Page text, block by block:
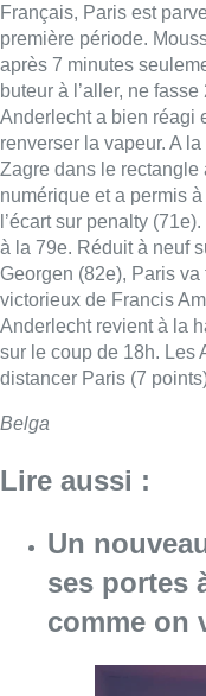
Français, Paris est
première période.
après 7 minutes
buteur à l’aller, ne
Anderlecht a bien réagi
renverser la vapeur. A
Zagre dans le
numérique et a permis
l’écart sur penalty
à la 79e. Réduit à neuf
Georgen (82e), Paris
victorieux de Francis
Anderlecht revient à la
sur le coup de 18h. Les
distancer Paris (7
Belga
Lire aussi :
Un
ses portes
comme on